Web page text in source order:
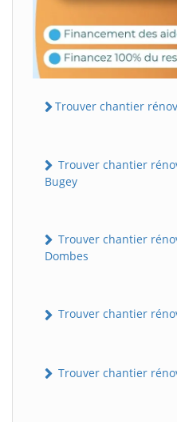
Trouver chantier
Trouver chantier
Bugey
Trouver chantier
Dombes
Trouver chantier
Trouver chantier